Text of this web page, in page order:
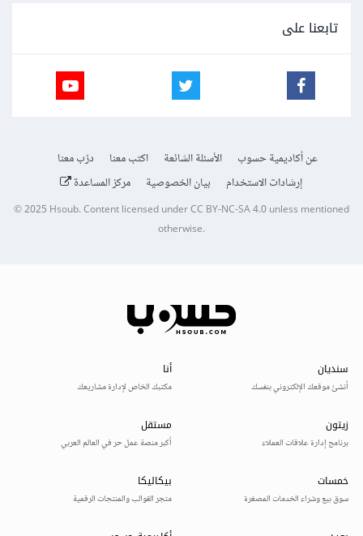
تابعنا على
عن أكاديمية حسوب الأسئلة الشائعة اكتب معنا
درّب معنا
إرشادات الاستخدام
بيان الخصوصية مركز المساعدة
© 2025Hsoub.Content licensed underCC BY-NC-SA 4.0unless mentioned
otherwise.